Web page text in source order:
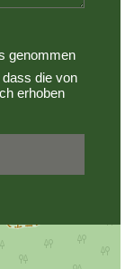
genommen
die von
erhoben